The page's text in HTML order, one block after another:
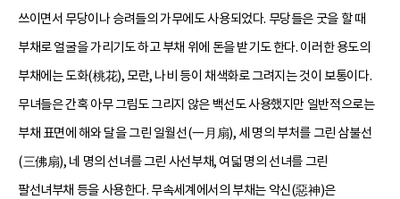
쓰이면서 무당이나 승려들의 가무에도 사용되었다. 무당들은 굿을 할 때
부채로 얼굴을 가리기도 하고 부채 위에 돈을 받기도 한다. 이러한 용도의
부채에는 도화(桃花), 모란, 나비 등이 채색화로 그려지는 것이 보통이다.
무녀들은 간혹 아무 그림도 그리지 않은 백선도 사용했지만 일반적으로는
부채 표면에 해와 달을 그린 일월선(一月扇), 세 명의 부처를 그린 삼불선
(三佛扇), 네 명의 선녀를 그린 사선부채, 여덟 명의 선녀를 그린
팔선녀부채 등을 사용한다. 무속세계에서의 부채는 악신(惡神)은